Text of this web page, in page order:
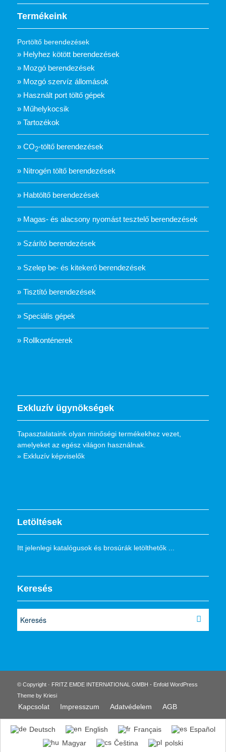
Termékeink
Portöltő berendezések
» Helyhez kötött berendezések
» Mozgó berendezések
» Mozgó szervíz állomások
» Használt port töltő gépek
» Műhelykocsik
» Tartozékok
» CO2-töltő berendezések
» Nitrogén töltő berendezések
» Habtöltő berendezések
» Magas- és alacsony nyomást tesztelő berendezések
» Szárító berendezések
» Szelep be- és kitekerő berendezések
» Tisztító berendezések
» Speciális gépek
» Rollkonténerek
Exkluzív ügynökségek
Tapasztalataink olyan minőségi termékekhez vezet,
amelyeket az egész világon használnak.
» Exkluzív képviselők
Letöltések
Itt jelenlegi katalógusok és brosúrák letölthetők ...
Keresés
© Copyright · FRITZ EMDE INTERNATIONAL GMBH - Enfold WordPress
Theme by Kriesi
Kapcsolat Impresszum Adatvédelem AGB
Deutsch English Français
Español
Magyar
Čeština polski